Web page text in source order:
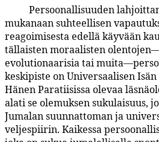
Persoonallisuuden
mukanaan suhteellisen
reagoimisesta edellä käyvään
tällaisten moraalisten
evolutionaarisia tai
keskipiste on Universaalisen
Hänen Paratiisissa olevaa
alati se olemuksen sukulaisuus,
Jumalan suunnattoman ja
veljespiirin. Kaikessa